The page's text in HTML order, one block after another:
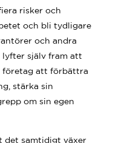
risker och
och bli tydligare
och andra
lyfter själv fram att
företag att förbättra
stärka sin
om sin egen
det samtidigt växer